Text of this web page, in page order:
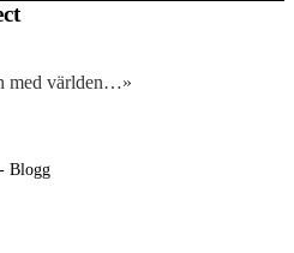
med världen…»
Blogg